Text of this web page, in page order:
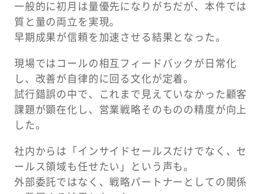
一般的に初月は量優先になりがちだが、本件では
質と量の両立を実現。
早期成果が信頼を加速させる結果となった。
現場ではコールの相互フィードバックが日常化
し、改善が自律的に回る文化が定着。
試行錯誤の中で、これまで見えていなかった顧客
課題が顕在化し、営業戦略そのものの精度が向上
した。
社内からは「インサイドセールスだけでなく、セ
ールス領域も任せたい」という声も。
外部委託ではなく、戦略パートナーとしての関係